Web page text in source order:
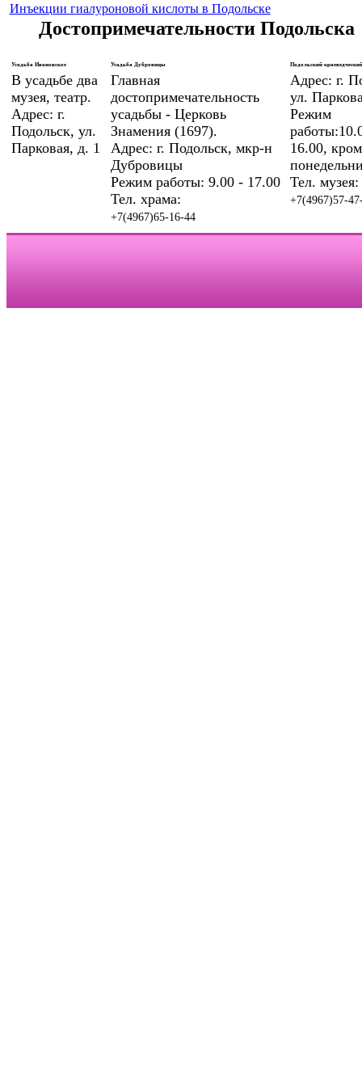
Инъекции гиалуроновой кислоты в Подольске
Достопримечательности Подольска
Усадьба Ивановское
В усадьбе два
музея, театр.
Адрес: г.
Подольск, ул.
Парковая, д. 1
Усадьба Дубровицы
Главная
достопримечательность
усадьбы - Церковь
Знамения (1697).
Адрес: г. Подольск, мкр-н
Дубровицы
Режим работы: 9.00 - 17.00
Тел. храма:
+7(4967)65-16-44
Подольский
Адрес: г.
ул.
Режим
16.00,
Тел. музея:
+7(4967)57-